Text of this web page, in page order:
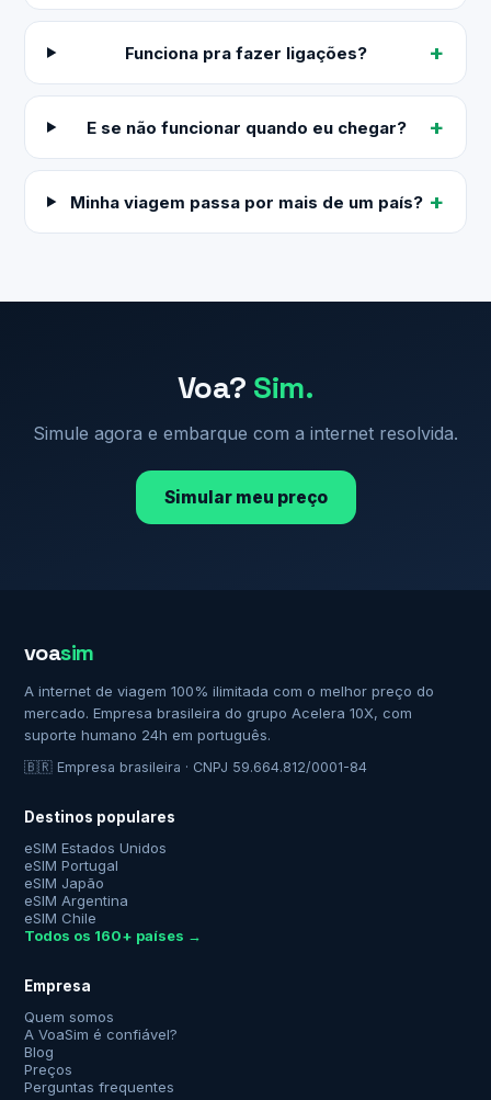
Funciona pra fazer ligações?
E se não funcionar quando eu chegar?
Minha viagem passa por mais de um país?
Voa? Sim.
Simule agora e embarque com a internet resolvida.
Simular meu preço
voasim
A internet de viagem 100% ilimitada com o melhor preço do
mercado. Empresa brasileira do grupo Acelera 10X, com
suporte humano 24h em português.
🇧🇷 Empresa brasileira · CNPJ 59.664.812/0001-84
Destinos populares
eSIM Estados Unidos
eSIM Portugal
eSIM Japão
eSIM Argentina
eSIM Chile
Todos os 160+ países →
Empresa
Quem somos
A VoaSim é confiável?
Blog
Preços
Perguntas frequentes